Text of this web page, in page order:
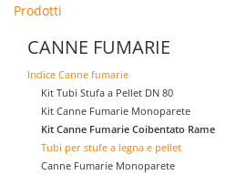
Prodotti
CANNE FUMARIE
Indice Canne fumarie
Kit Tubi Stufa a Pellet DN 80
Kit Canne Fumarie Monoparete
Kit Canne Fumarie Coibentato Rame
Tubi per stufe a legna e pellet
Canne Fumarie Monoparete